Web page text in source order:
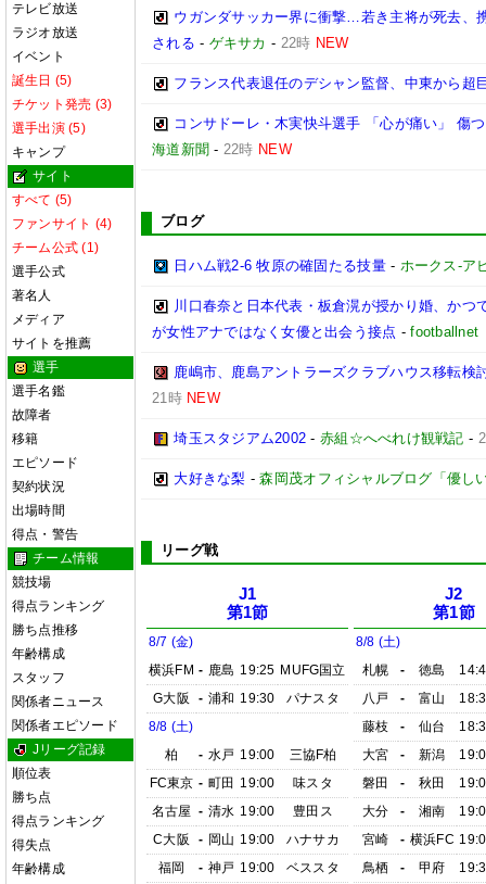
テレビ放送
ラジオ放送
イベント
誕生日 (5)
チケット発売 (3)
選手出演 (5)
キャンプ
サイト
すべて (5)
ファンサイト (4)
チーム公式 (1)
選手公式
著名人
メディア
サイトを推薦
選手
選手名鑑
故障者
移籍
エピソード
契約状況
出場時間
得点・警告
チーム情報
競技場
得点ランキング
勝ち点推移
年齢構成
スタッフ
関係者ニュース
関係者エピソード
Jリーグ記録
順位表
勝ち点
得点ランキング
得失点
年齢構成
ウガンダサッカー界に衝撃…若き主将が死去、
される - ゲキサカ - 22時 NEW
フランス代表退任のデシャン監督、中東から超
コンサドーレ・木実快斗選手 「心が痛い」 傷
海道新聞 - 22時 NEW
ブログ
日ハム戦2-6 牧原の確固たる技量- ホークス-ア
川口春奈と日本代表・板倉滉が授かり婚、か
が女性アナではなく女優と出会う接点 -footballnet
鹿嶋市、鹿島アントラーズクラブハウス移転検
21時 NEW
埼玉スタジアム2002 -赤組☆へべれけ観戦記 -
大好きな梨 -森岡茂オフィシャルブログ「優し
リーグ戦
J1
第1節
8/7 (金)
横浜FM - 鹿島 19:25 MUFG国立
G大阪
- 浦和 19:30
パナスタ
8/8 (土)
柏
- 水戸 19:00
三協F柏
FC東京 - 町田 19:00
味スタ
名古屋 - 清水 19:00
豊田ス
C大阪
- 岡山 19:00
ハナサカ
福岡
- 神戸 19:00
ベススタ
J2
第1節
8/8 (土)
札幌
- 徳島
八戸
- 富山
藤枝
- 仙台
大宮
- 新潟
磐田
- 秋田
大分
- 湘南
宮崎
- 横浜FC
鳥栖
- 甲府